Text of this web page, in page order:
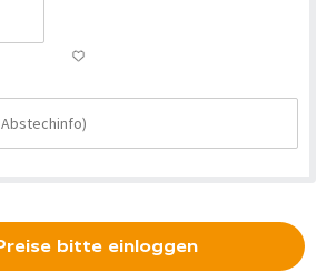
bitte einloggen